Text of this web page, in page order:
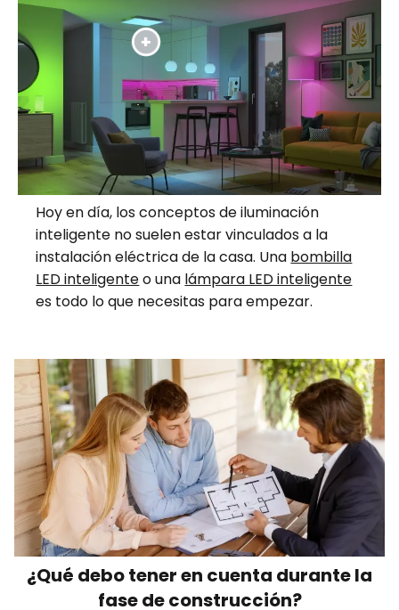
Hoy en día, los conceptos de iluminación
inteligente no suelen estar vinculados a la
instalación eléctrica de la casa. Una bombilla
LED inteligenteo una lámpara LED inteligente
es todo lo que necesitas para empezar.
¿Qué debo tener en cuenta durante la
fase de construcción?